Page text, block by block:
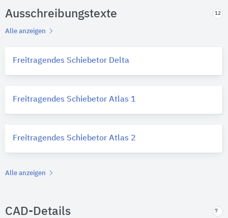
Ausschreibungstexte 12
Alle anzeigen
Freitragendes Schiebetor Delta
Freitragendes Schiebetor Atlas 1
Freitragendes Schiebetor Atlas 2
Alle anzeigen
CAD-Details 7